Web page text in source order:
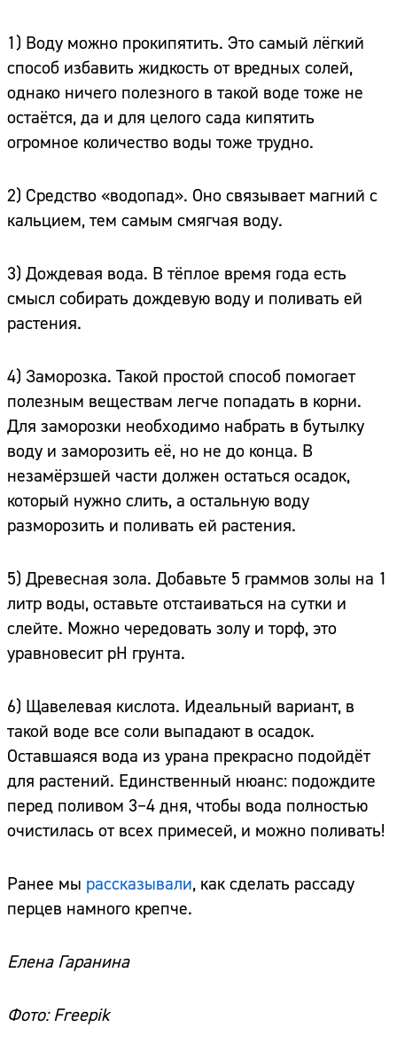
1) Воду можно прокипятить. Это самый лёгкий
способ избавить жидкость от вредных солей,
однако ничего полезного в такой воде тоже не
остаётся, да и для целого сада кипятить
огромное количество воды тоже трудно.
2) Средство «водопад». Оно связывает магний с
кальцием, тем самым смягчая воду.
3) Дождевая вода. В тёплое время года есть
смысл собирать дождевую воду и поливать ей
растения.
4) Заморозка. Такой простой способ помогает
полезным веществам легче попадать в корни.
Для заморозки необходимо набрать в бутылку
воду и заморозить её, но не до конца. В
незамёрзшей части должен остаться осадок,
который нужно слить, а остальную воду
разморозить и поливать ей растения.
5) Древесная зола. Добавьте 5 граммов золы на 1
литр воды, оставьте отстаиваться на сутки и
слейте. Можно чередовать золу и торф, это
уравновесит pH грунта.
6) Щавелевая кислота. Идеальный вариант, в
такой воде все соли выпадают в осадок.
Оставшаяся вода из урана прекрасно подойдёт
для растений. Единственный нюанс: подождите
перед поливом 3–4 дня, чтобы вода полностью
очистилась от всех примесей, и можно поливать!
Ранее мы рассказывали, как сделать рассаду
перцев намного крепче.
Елена Гаранина
Фото: Freepik